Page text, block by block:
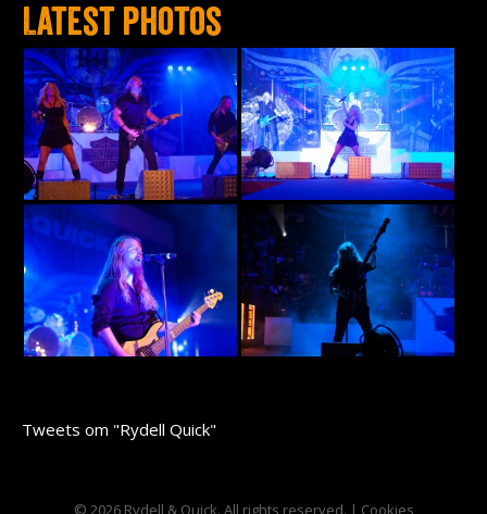
Latest photos
Tweets om "Rydell Quick"